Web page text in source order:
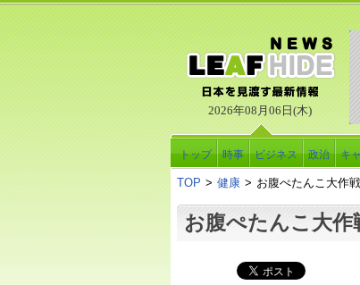
2026年08月06日(木)
トップ 時事 ビジネス 政治 キ
TOP > 健康 > お腹ぺたんこ大作戦
お腹ぺたんこ大作